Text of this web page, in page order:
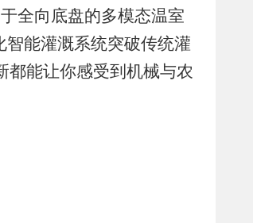
全向底盘的多模态温室
能灌溉系统突破传统灌
都能让你感受到机械与农